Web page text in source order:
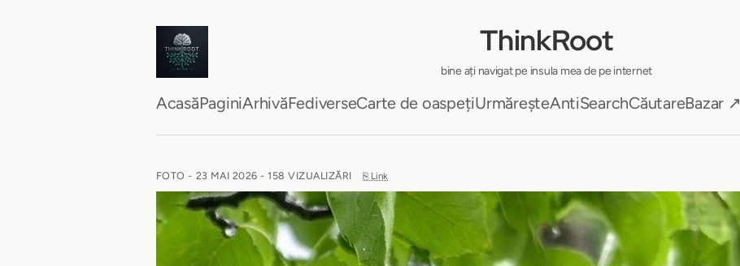
ThinkRoot
bine ați navigat pe insula mea de pe internet
AcasăPaginiArhivăFediverseCarte de oaspețiUrmăreșteAntiSearchCăutareBazar ↗
FOTO - 23 MAI 2026 - 158 VIZUALIZĂRI ⎘ Link